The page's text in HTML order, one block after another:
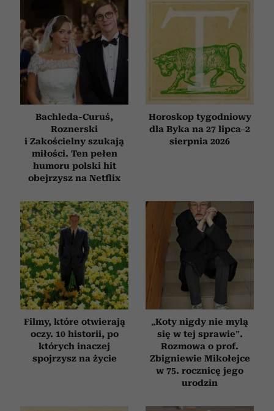
Bachleda-Curuś,
Roznerski
i Zakościelny szukają
miłości. Ten pełen
humoru polski hit
obejrzysz na Netflix
Horoskop tygodniowy
dla Byka na 27 lipca–2
sierpnia 2026
Filmy, które otwierają
oczy. 10 historii, po
których inaczej
spojrzysz na życie
„Koty nigdy nie mylą
się w tej sprawie”.
Rozmowa o prof.
Zbigniewie Mikołejce
w 75. rocznicę jego
urodzin